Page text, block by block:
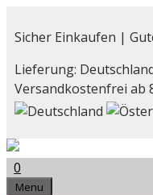
Inhalt
Sicher Einkaufen |
Lieferung:
Versandkostenfrei ab
0
Menu